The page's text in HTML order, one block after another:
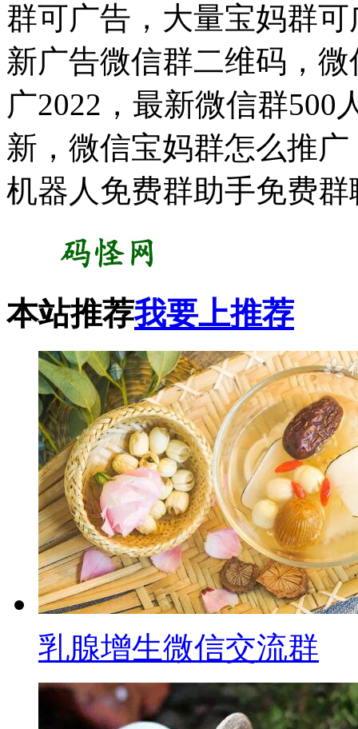
群可广告，大量宝妈群
新广告微信群二维码，
广2022，最新微信群500
新，微信宝妈群怎么推
机器人免费群助手免费
本站推荐我要上推荐
乳腺增生微信交流群